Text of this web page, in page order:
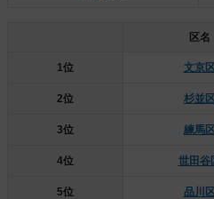
区名
1位 文京
2位 杉並
3位 練馬
4位 世田谷
5位 品川